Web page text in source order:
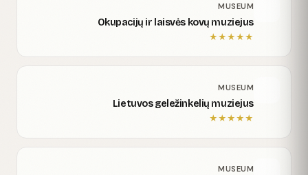
MUSEUM
Okupacijų ir laisvės kovų muziejus
★
★
★
★
★
MUSEUM
Lietuvos geležinkelių muziejus
★
★
★
★
★
MUSEUM